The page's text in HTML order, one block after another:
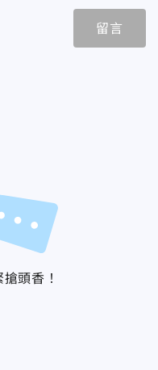
留言
頭香！